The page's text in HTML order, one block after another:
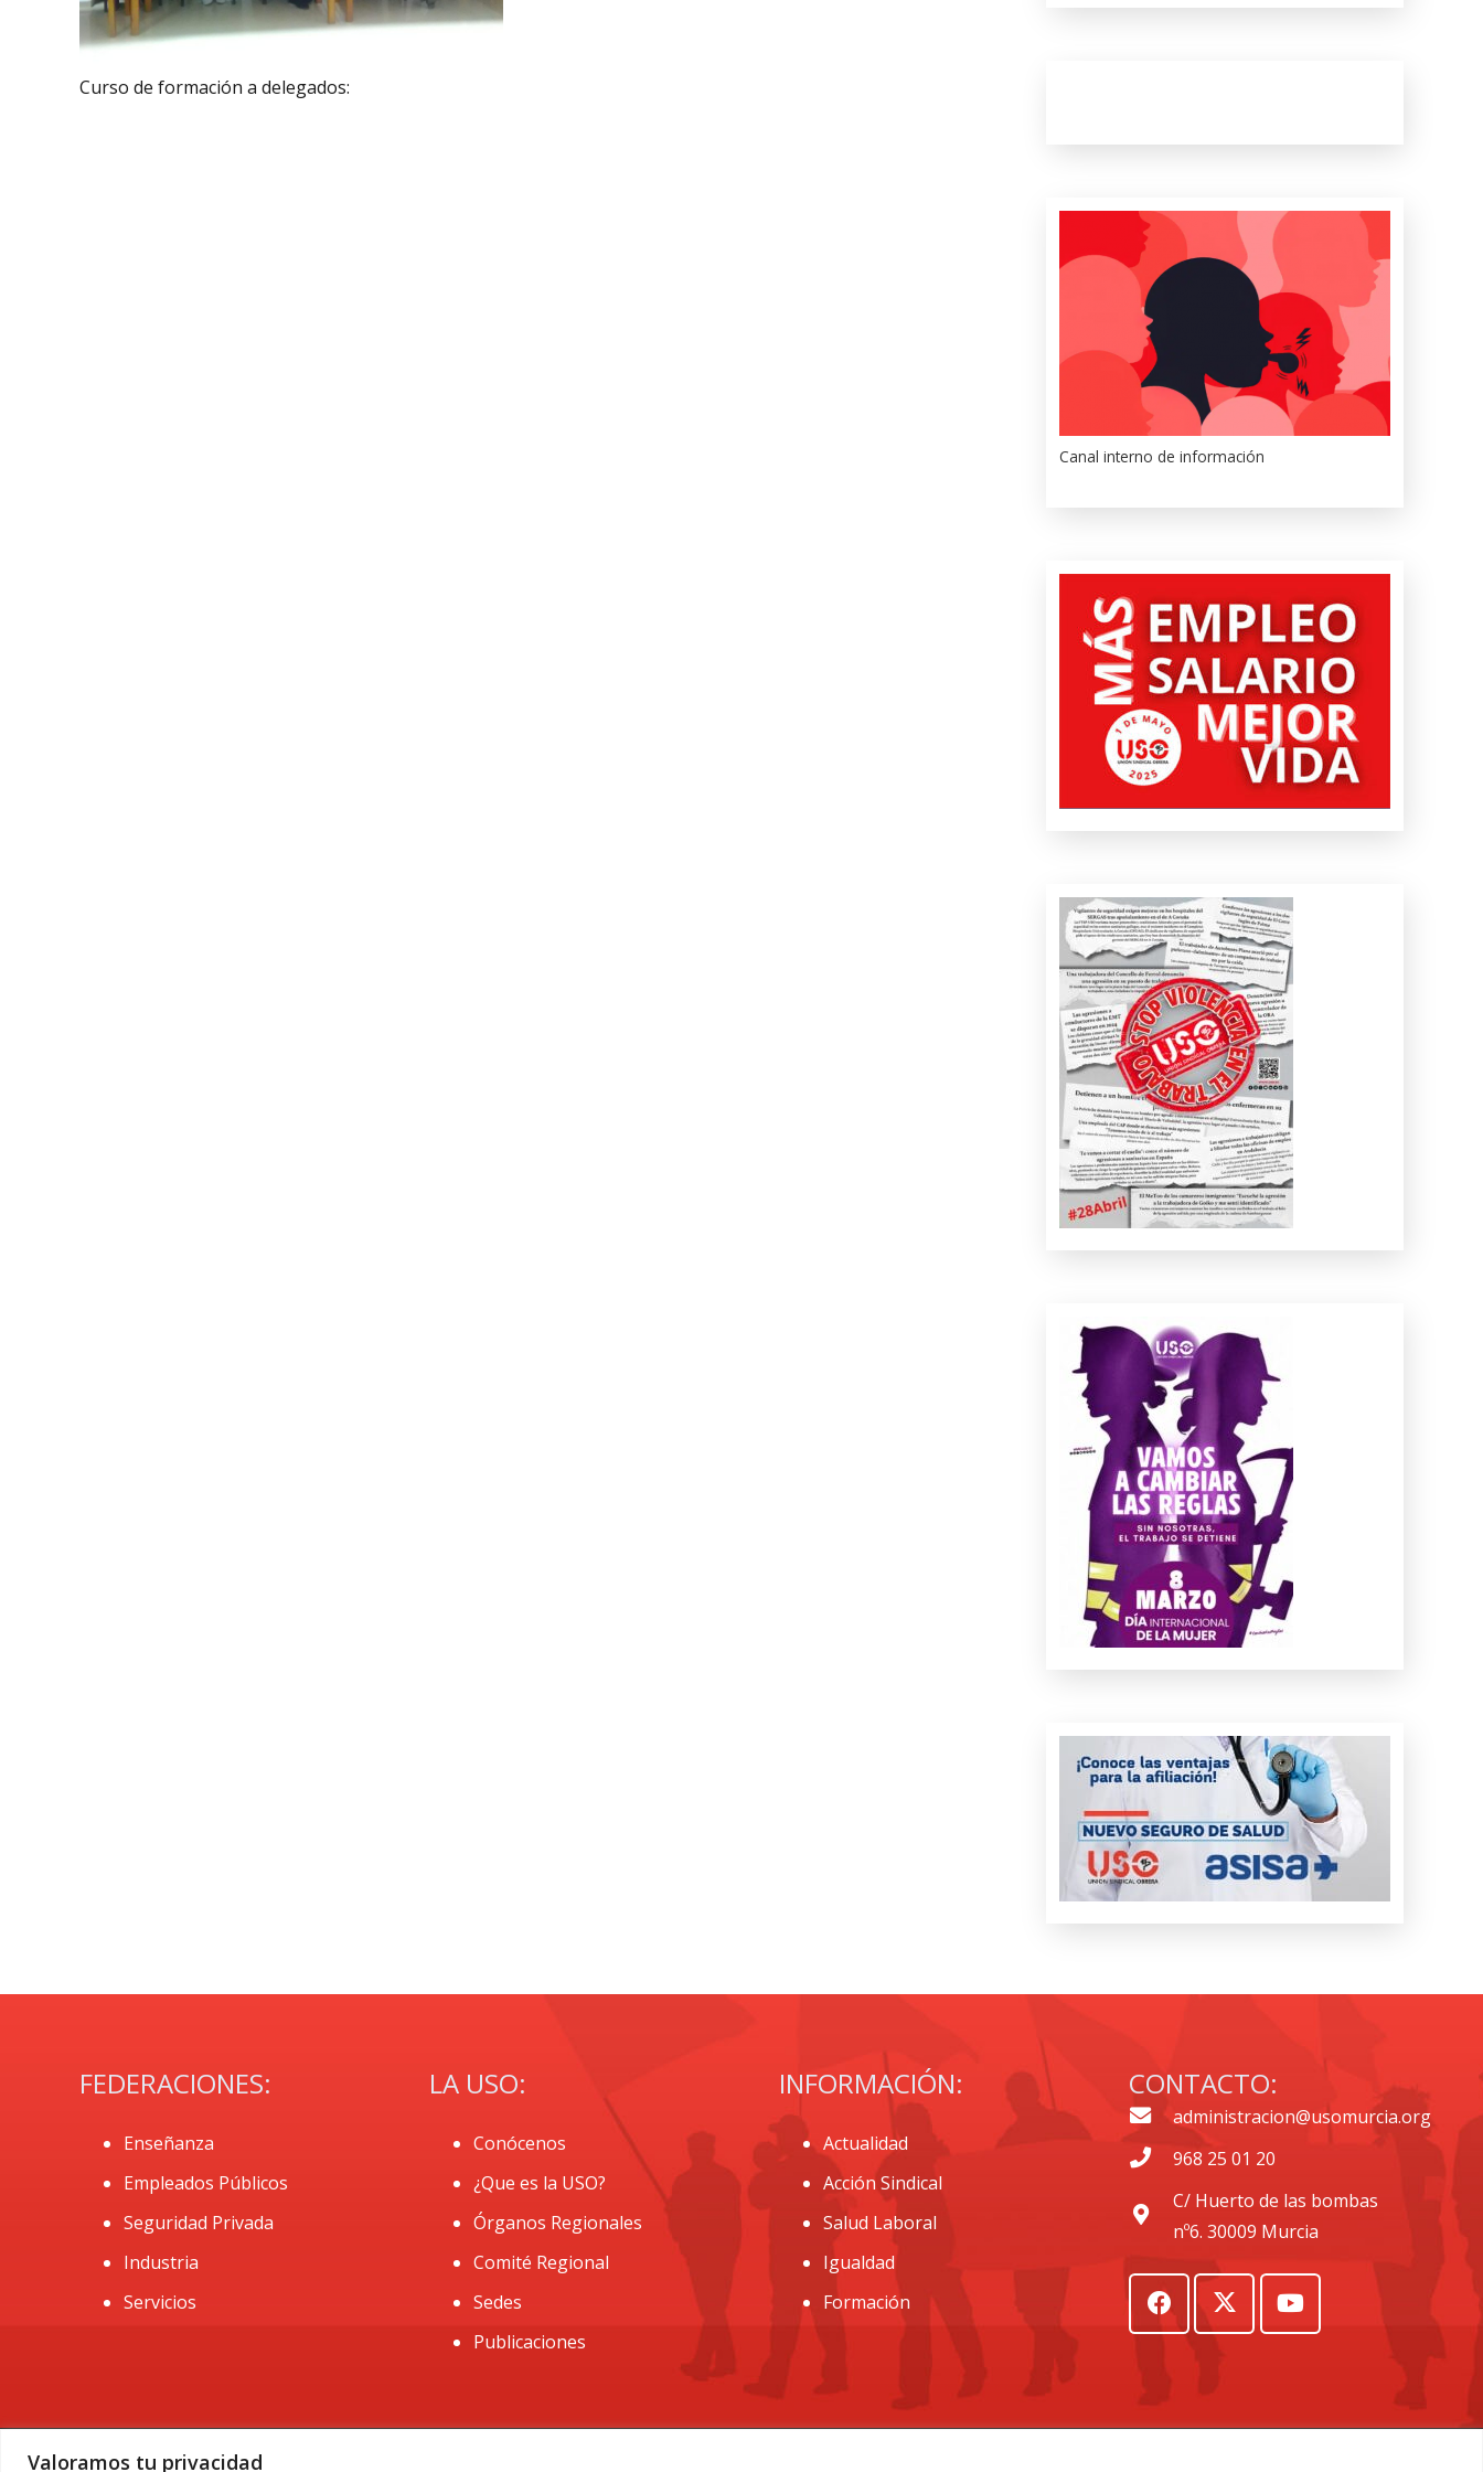
Valoramos tu privacidad
Curso de formación a delegados:
Canal interno de información
FEDERACIONES:
Enseñanza
Empleados Públicos
Seguridad Privada
Industria
Servicios
LA USO:
Conócenos
¿Que es la USO?
Órganos Regionales
Comité Regional
Sedes
Publicaciones
INFORMACIÓN:
Actualidad
Acción Sindical
Salud Laboral
Igualdad
Formación
CONTACTO:
administracion@usomurcia.org
968 25 01 20
C/ Huerto de las bombas
nº6. 30009 Murcia